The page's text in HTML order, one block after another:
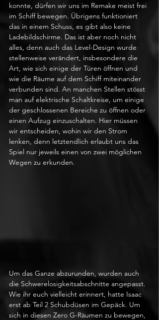
konnte, dürfen wir uns im Remake meist frei
im Schiff bewegen. Übrigens funktioniert
das in einem Schuss, es gibt also keine
Ladebildschirme. Das ist aber noch nicht
alles, denn auch das Level-Design wurde
stellenweise verändert, insbesondere die
Art, wie sich einige der Türen öffnen und
wie die Räume auf dem Schiff miteinander
verbunden sind. An manchen Stellen stösst
man auf elektrische Schaltkreise, um einige
der geschlossenen Bereiche zu öffnen oder
einen Aufzug einzuschalten. Hier müssen
wir entscheiden, wohin wir den Strom
lenken, denn letztendlich erlaubt uns das
Spiel nur jeweils einen von zwei möglichen
Wegen zu erkunden.
Um das Ganze abzurunden, wurden auch
die Schwerelosigkeitsabschnitte angepasst.
Wie ihr euch vielleicht erinnert, hatte Isaac
erst ab Teil 2 Schubdüsen im Gepäck. Um
sich in diesen Zero G-Räumen zu bewegen,